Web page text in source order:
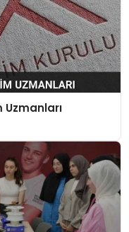
Uzmanları